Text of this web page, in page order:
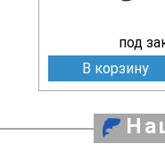
под
В корзину